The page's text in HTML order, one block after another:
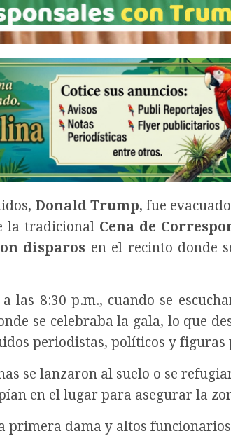
Donald Trump, fue
la tradicional Cena de
disparos en el recinto donde
las 8:30 p.m., cuando se
se celebraba la gala, lo que
periodistas, políticos y figuras
se lanzaron al suelo o se
en el lugar para asegurar la
primera dama y altos